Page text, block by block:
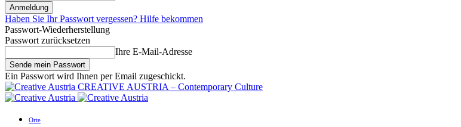
Haben Sie Ihr Passwort vergessen? Hilfe bekommen
Passwort-Wiederherstellung
Passwort zurücksetzen
Ihre E-Mail-Adresse
Ein Passwort wird Ihnen per Email zugeschickt.
CREATIVE AUSTRIA – Contemporary Culture
Orte